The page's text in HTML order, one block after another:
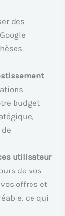
des
budget
utilisateur
de vos
offres et
ce qui